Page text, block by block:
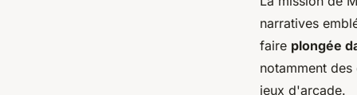
narratives
faire plongée
notamment
jeux d'arcade.